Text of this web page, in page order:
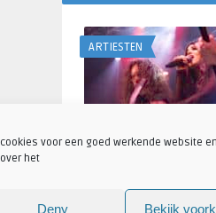
voor een goed werkende website
het
Deny Bekijk
ARTIESTEN
Atlantis en Xandria